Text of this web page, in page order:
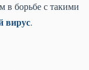
в борьбе с такими
вирус.